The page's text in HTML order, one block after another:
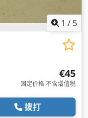
1 / 5
€45
固定价格 不含增值税
拨打